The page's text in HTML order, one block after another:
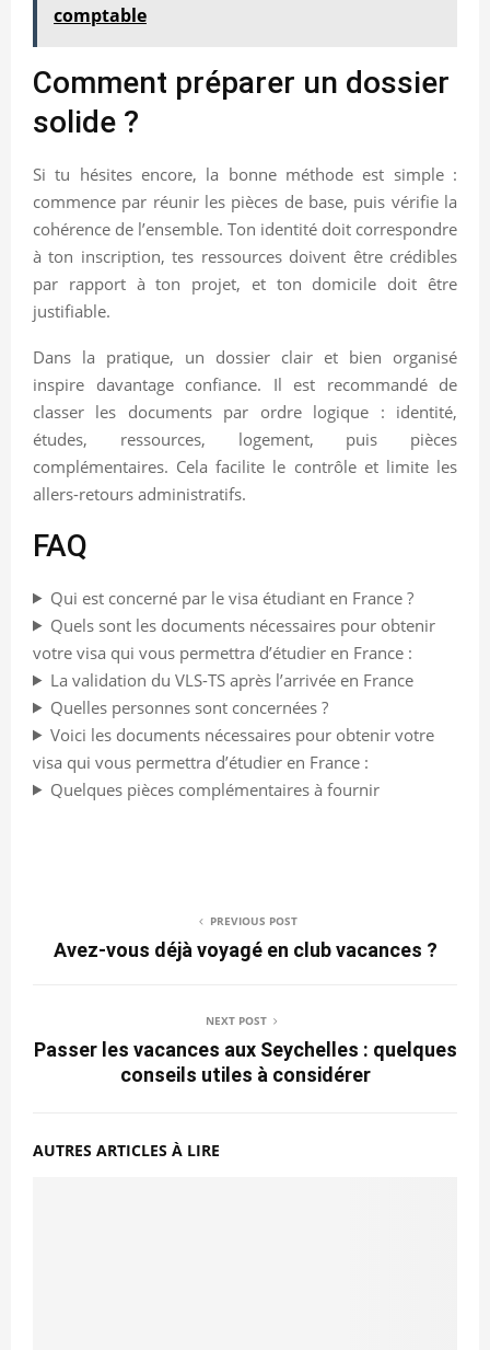
comptable
Comment préparer un dossier
solide ?
Si tu hésites encore, la bonne méthode est simple :
commence par réunir les pièces de base, puis vérifie la
cohérence de l’ensemble. Ton identité doit correspondre
à ton inscription, tes ressources doivent être crédibles
par rapport à ton projet, et ton domicile doit être
justifiable.
Dans la pratique, un dossier clair et bien organisé
inspire davantage confiance. Il est recommandé de
classer les documents par ordre logique : identité,
études, ressources, logement, puis pièces
complémentaires. Cela facilite le contrôle et limite les
allers-retours administratifs.
FAQ
Qui est concerné par le visa étudiant en France ?
Quels sont les documents nécessaires pour obtenir
votre visa qui vous permettra d’étudier en France :
La validation du VLS-TS après l’arrivée en France
Quelles personnes sont concernées ?
Voici les documents nécessaires pour obtenir votre
visa qui vous permettra d’étudier en France :
Quelques pièces complémentaires à fournir
PREVIOUS POST
Avez-vous déjà voyagé en club vacances ?
NEXT POST
Passer les vacances aux Seychelles : quelques
conseils utiles à considérer
AUTRES ARTICLES À LIRE